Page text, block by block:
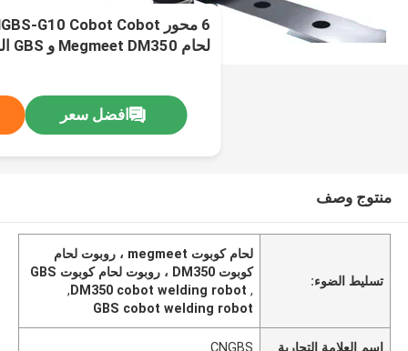
لحام Megmeet DM350 و GBS الخطي المقتفي
افضل سعر
منتوج وصف
تسليط الضوء:
لحام كوبوت megmeet ، روبوت لحام
كوبوت DM350 ، روبوت لحام كوبوت GBS
,
DM350 cobot welding robot
,
GBS cobot welding robot
اسم العلامة التجارية CNGBS